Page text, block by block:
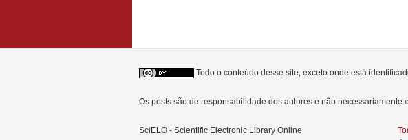
Todo o conteúdo desse site, exceto onde está
Os posts são de responsabilidade dos autores e não necessariamente
SciELO - Scientific Electronic Library Online